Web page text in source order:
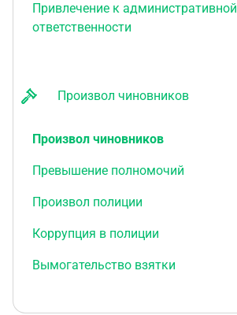
Привлечение к административной
ответственности
Произвол чиновников
Произвол чиновников
Превышение полномочий
Произвол полиции
Коррупция в полиции
Вымогательство взятки